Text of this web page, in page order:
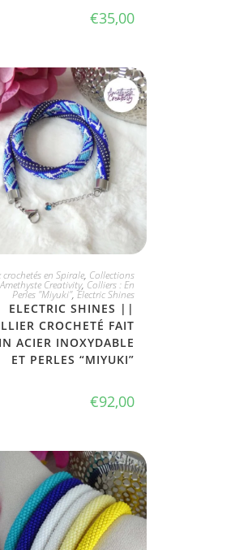
€35,00
JE L'ADOPTE
en Spirale, Collections
Creativity,Colliers : En
Perles "Miyuki", Electric Shines
ELECTRIC SHINES ||
CROCHETÉ FAIT
ACIER INOXYDABLE
ET PERLES “MIYUKI”
€92,00